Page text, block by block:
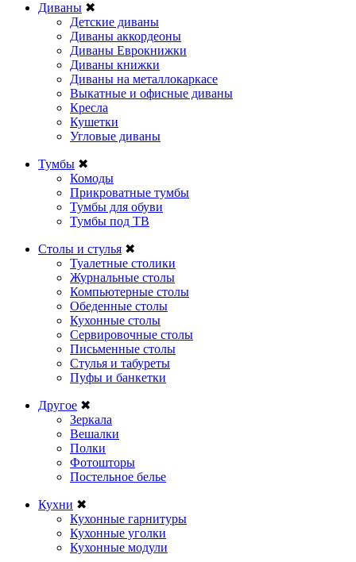
Диваны ✖
Детские диваны
Диваны аккордеоны
Диваны Еврокнижки
Диваны книжки
Диваны на металлокаркасе
Выкатные и офисные диваны
Кресла
Кушетки
Угловые диваны
Тумбы ✖
Комоды
Прикроватные тумбы
Тумбы для обуви
Тумбы под ТВ
Столы и стулья ✖
Туалетные столики
Журнальные столы
Компьютерные столы
Обеденные столы
Кухонные столы
Сервировочные столы
Письменные столы
Стулья и табуреты
Пуфы и банкетки
Другое ✖
Зеркала
Вешалки
Полки
Фотошторы
Постельное белье
Кухни ✖
Кухонные гарнитуры
Кухонные уголки
Кухонные модули